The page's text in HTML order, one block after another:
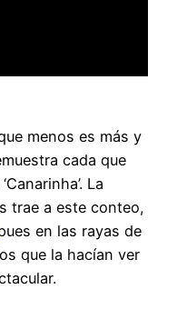
menos es más y
cada que
La
trae a este conteo,
en las rayas de
que la hacían ver